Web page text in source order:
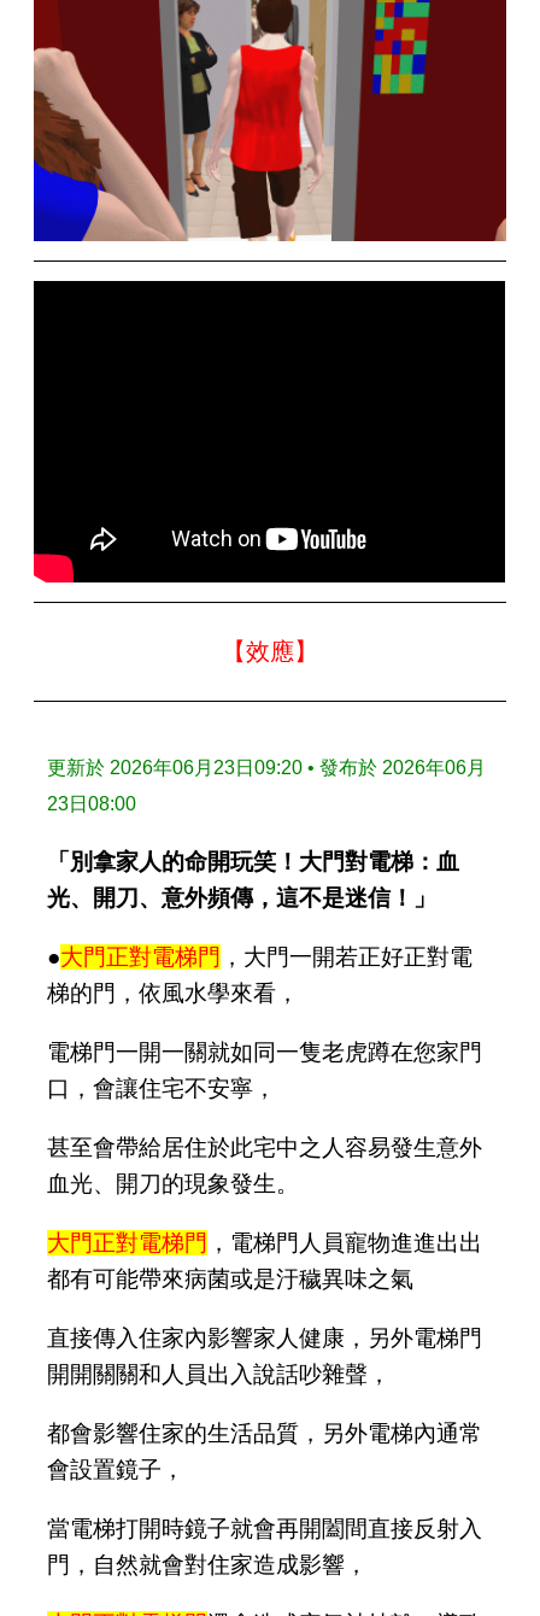
【效應】
更新於 2026年06月23日09:20 • 發布於 2026年06月
23日08:00
「別拿家人的命開玩笑！大門對電梯：血
光、開刀、意外頻傳，這不是迷信！」
●大門正對電梯門 ，大門一開若正好正對電
梯的門，依風水學來看，
電梯門一開一關就如同一隻老虎蹲在您家門
口，會讓住宅不安寧，
甚至會帶給居住於此宅中之人容易發生意外
血光、開刀的現象發生。
大門正對電梯門 ，電梯門人員寵物進進出出
都有可能帶來病菌或是汙穢異味之氣
直接傳入住家內影響家人健康，另外電梯門
開開關關和人員出入說話吵雜聲，
都會影響住家的生活品質，另外電梯內通常
會設置鏡子，
當電梯打開時鏡子就會再開闔間直接反射入
門，自然就會對住家造成影響，